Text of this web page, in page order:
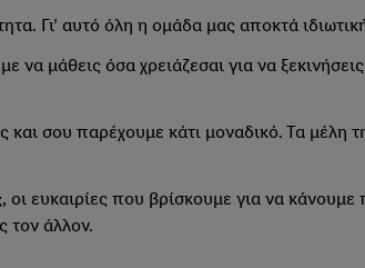
Γι’ αυτό όλη η ομάδα μας αποκτά
να μάθεις όσα χρειάζεσαι για να
και σου παρέχουμε κάτι μοναδικό. Τα
οι ευκαιρίες που βρίσκουμε για να
τον άλλον.